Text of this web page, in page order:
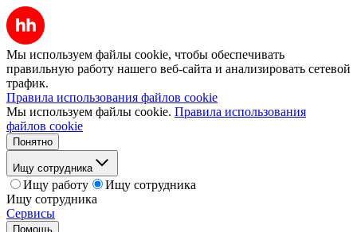
Мы используем файлы cookie, чтобы обеспечивать
правильную работу нашего веб-сайта и анализировать сетевой
трафик.
Правила использования файлов cookie
Мы используем файлы cookie. Правила использования
файлов cookie
Понятно
Ищу сотрудника
Ищу работу
Ищу сотрудника
Ищу сотрудника
Сервисы
Помощь